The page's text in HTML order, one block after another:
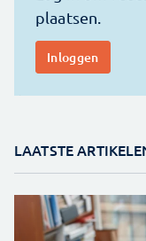
LAATSTE